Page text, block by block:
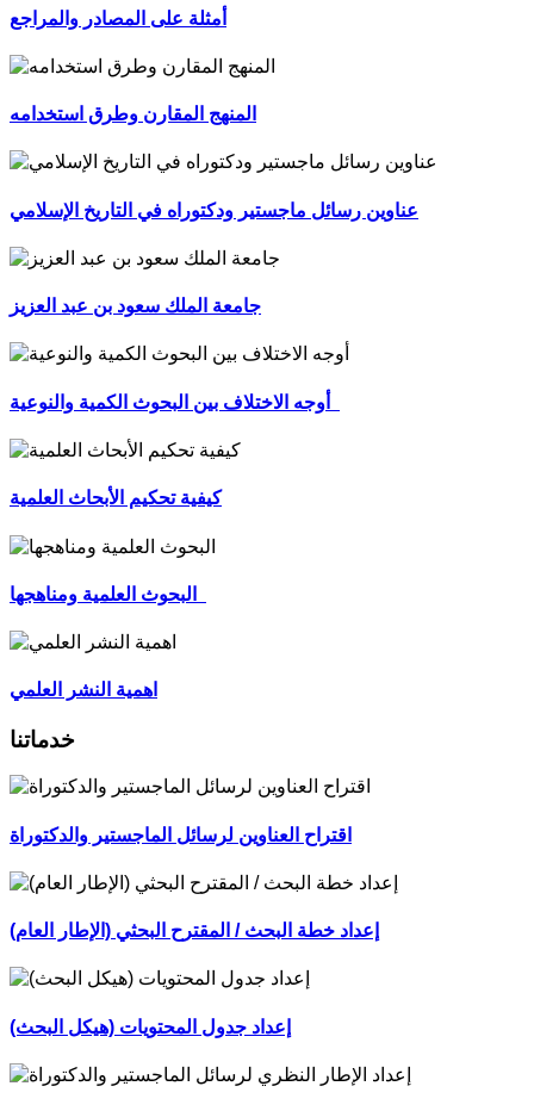
أمثلة على المصادر والمراجع
المنهج المقارن وطرق استخدامه
عناوين رسائل ماجستير ودكتوراه في التاريخ الإسلامي
جامعة الملك سعود بن عبد العزيز
كيفية تحكيم الأبحاث العلمية
اهمية النشر العلمي
خدماتنا
اقتراح العناوين لرسائل الماجستير والدكتوراة
إعداد خطة البحث / المقترح البحثي (الإطار العام)
إعداد جدول المحتويات (هيكل البحث)